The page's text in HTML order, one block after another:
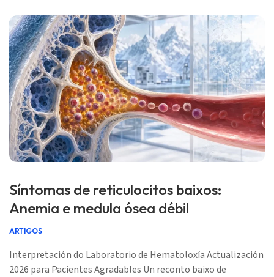
Síntomas de reticulocitos baixos:
Anemia e medula ósea débil
ARTIGOS
Interpretación do Laboratorio de Hematoloxía Actualización
2026 para Pacientes Agradables Un reconto baixo de